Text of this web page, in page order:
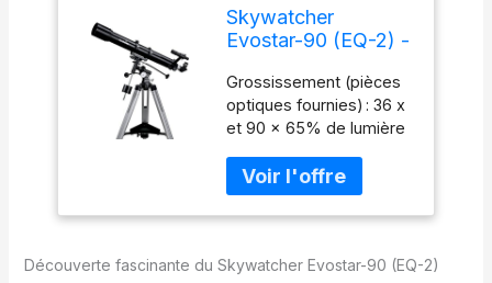
Skywatcher
Evostar-90 (EQ-2) -
colore Argento
Grossissement (pièces
optiques fournies) : 36 x
et 90 x 65% de lumière
70 mm Objectif multi-
couches 'Contenu de la
livraison : Lunette
télescopique oculaires) :
Découverte fascinante du Skywatcher Evostar-90 (EQ-2)